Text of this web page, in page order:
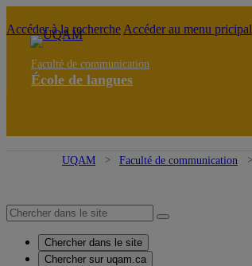
Accéder à la recherche Accéder au menu pricipal
Faculté de communication
École de langues
UQAM Faculté de communication
Chercher dans le site
Chercher sur uqam.ca